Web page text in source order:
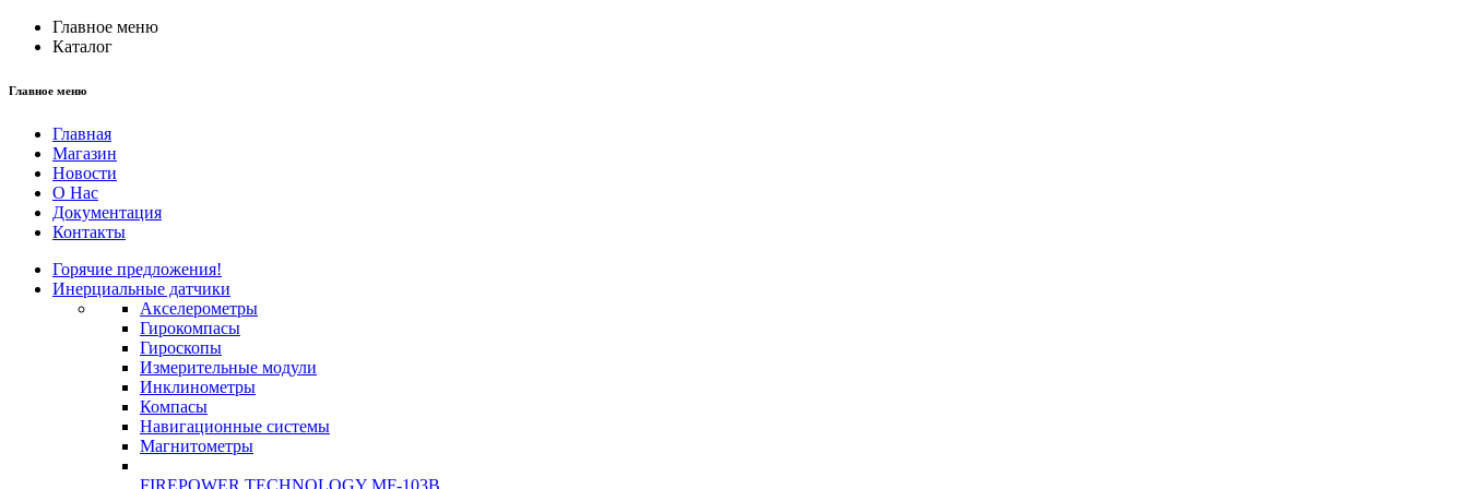
Главное меню
Каталог
Главное меню
Главная
Магазин
Новости
О Нас
Документация
Контакты
Горячие предложения!
Инерциальные датчики
Акселерометры
Гирокомпасы
Гироскопы
Измерительные модули
Инклинометры
Компасы
Навигационные системы
Магнитометры
FIREPOWER TECHNOLOGY MF-103B